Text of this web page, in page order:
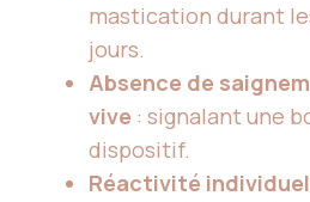
mastication durant
jours.
Absence de
vive : signalant une
dispositif.
Réactivité